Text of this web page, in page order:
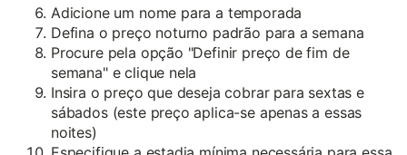
Adicione um nome para a temporada
Defina o preço noturno padrão para a semana
Procure pela opção "Definir preço de fim de
semana" e clique nela
Insira o preço que deseja cobrar para sextas e
sábados (este preço aplica-se apenas a essas
noites)